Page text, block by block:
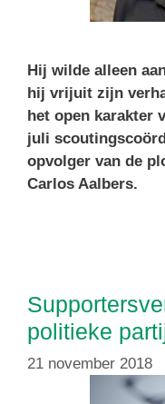
Hij wilde alleen
hij vrijuit zijn
het open karakter
juli
opvolger van de
Carlos Aalbers.
politieke
21 november 2018